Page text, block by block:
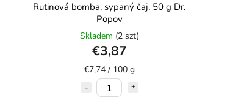
Rutinová bomba, sypaný čaj, 50 g Dr.
Popov
Skladem (2 szt)
€3,87
€7,74 / 100 g